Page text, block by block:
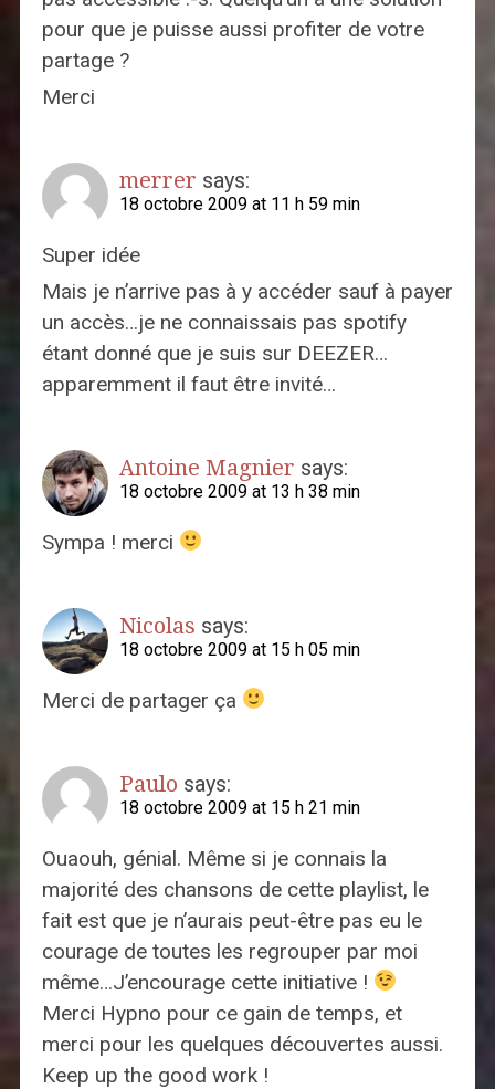
pour que je puisse aussi profiter de votre
partage ?
Merci
merrer says:
18 octobre 2009 at 11 h 59 min
Super idée
Mais je n’arrive pas à y accéder sauf à payer
un accès…je ne connaissais pas spotify
étant donné que je suis sur DEEZER…
apparemment il faut être invité…
Antoine Magnier says:
18 octobre 2009 at 13 h 38 min
Sympa ! merci
Nicolas says:
18 octobre 2009 at 15 h 05 min
Merci de partager ça
Paulo says:
18 octobre 2009 at 15 h 21 min
Ouaouh, génial. Même si je connais la
majorité des chansons de cette playlist, le
fait est que je n’aurais peut-être pas eu le
courage de toutes les regrouper par moi
même…J’encourage cette initiative !
Merci Hypno pour ce gain de temps, et
merci pour les quelques découvertes aussi.
Keep up the good work !